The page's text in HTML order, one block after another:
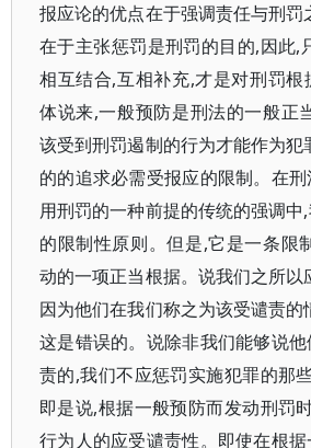
报应论的优点在于强调责任与刑罚
在于主张惩罚是刑罚的目的,因此,
相互结合,互相补充,才是对刑罚
体说来,一般预防是刑法的一般正
该受到刑罚遏制的行为才能作为犯
的的追求必需受报应的限制。在
用刑罚的一种前提的传统的强调
的限制性原则。但是,它是一条限
动的一项正当根据。说我们之所以
因为他们在我们称之为该受谴责的
这是错误的。说除非我们能够说
责的,我们不应惩罚实施犯罪的那
即是说,根据一般预防而发动刑罚
行为人的应受谴责性。即使在根